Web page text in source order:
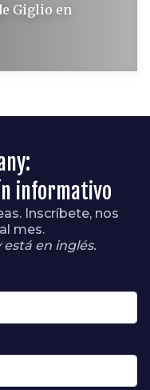
Giglio en
informativo
Inscríbete, nos
mes.
está en inglés.